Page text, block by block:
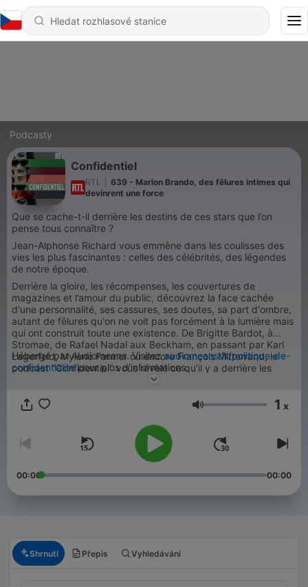
Podcasty
Confidentiel
RTL
639 - Marlon Brando, des fêlures intimes qui
devinrent une force
Que se cache-t-il derrière les destins de ces stars que l’on
pense tous connaître ?
Jean-Alphonse Richard vous emmène dans les coulisses des
vies les plus fascinantes : celles des célébrités, des légendes
de notre époque.
Derrière la gloire, les récompenses, les couvertures de
magazines et l’amour du public, découvrez la face cachée
d'une personnalité, ses cassures, ses doutes, sa part d'ombre,
autant de fêlures qu'on ne voit pas forcément à la lumière mais
qui ont construit toute une existence. De Brigitte Bardot, à
Stromae, de Rafael Nadal aux Beckham, en passant par Karl
Lagerfeld, Mylène Farmer ou encore François Mitterrand, le
podcast "Confidentiel" vous révèle ce qu’il y a derrière les
parcours hors normes des icônes de cinéma, de la musique, de
Témoignages, archives sonores et révélations exclusives vous
invitent à redécouvrir ces célébrités sous un nouveau jour, loin
Hébergé par Audiomeans. Visitezaudiomeans.fr/politique-de-
confidentialitepour plus d'informations.
Hlasitost 1 x
00:00 00:00
Shrnutí Přepis Vyhledávání